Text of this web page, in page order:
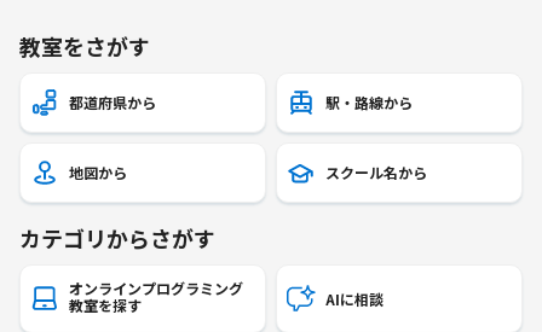
教室をさがす
都道府県から 駅・路線から
地図から スクール名から
カテゴリからさがす
オンラインプログラミング
教室を探す
AIに相談